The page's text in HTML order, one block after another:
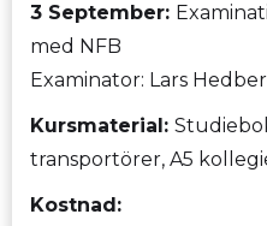
3 September:
med NFB
Examinator: Lars
Kursmaterial:
transportörer, A5
Kostnad: